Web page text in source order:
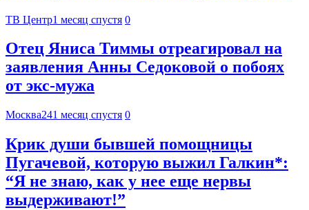
ТВ Центр1 месяц спустя 0
Отец Яниса Тиммы отреагировал на
заявления Анны Седоковой о побоях
от экс-мужа
Москва241 месяц спустя 0
Крик души бывшей помощницы
Пугачевой, которую выжил Галкин*:
“Я не знаю, как у нее еще нервы
выдерживают!”